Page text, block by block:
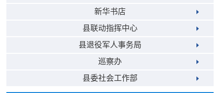
新华书店
县联动指挥中心
县退役军人事务局
巡察办
县委社会工作部